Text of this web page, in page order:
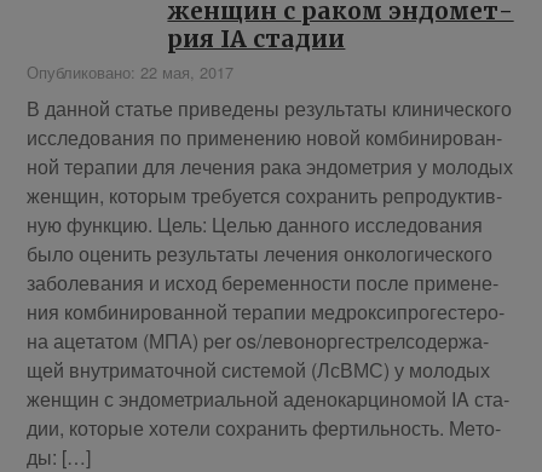
жен­щин с ра­ком эн­до­мет­
рия IA ста­дии
Опубликовано: 22 мая, 2017
В дан­ной ста­тье при­ве­де­ны ре­зуль­та­ты кли­ни­че­ско­го
ис­сле­до­ва­ния по при­ме­не­нию но­вой ком­би­ни­ро­ван­
ной те­ра­пии для ле­че­ния ра­ка эн­до­мет­рия у мо­ло­дых
жен­щин, ко­то­рым тре­бу­ет­ся со­хра­нить ре­про­дук­тив­
ную функцию. Цель: Це­лью дан­но­го ис­сле­до­ва­ния
бы­ло оце­нить ре­зуль­та­ты ле­че­ния он­ко­ло­ги­че­ско­го
за­боле­ва­ния и ис­ход бе­ре­мен­но­сти по­сле при­ме­не­
ния ком­би­ни­ро­ван­ной те­ра­пии медрок­си­про­ге­сте­ро­
на аце­та­том (МПА) per os/ле­во­нор­ге­стрел­со­дер­жа­
щей внут­ри­ма­точ­ной си­сте­мой (ЛсВМС) у мо­ло­дых
жен­щин с эн­до­мет­ри­аль­ной аде­но­кар­ци­но­мой IA ста­
дии, ко­то­рые хо­те­ли со­хра­нить фер­тиль­ность. Ме­то­
ды: […]